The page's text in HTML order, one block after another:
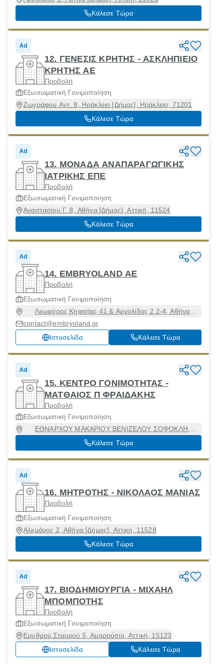
Κάλεσε Τώρα
Ad
12. ΓΕΝΕΣΙΣ ΚΡΗΤΗΣ - ΑΣΚΛΗΠΙΕΙΟ
ΚΡΗΤΗΣ ΑΕ
Προβολή
Εξωσωματική Γονιμοποίηση
Ζωγράφου Αντ. 8, Ηράκλειο [Δήμος], Ηράκλειο, 71201
Κάλεσε Τώρα
Ad
13. ΜΟΝΑΔΑ ΑΝΑΠΑΡΑΓΩΓΙΚΗΣ
ΙΑΤΡΙΚΗΣ ΕΠΕ
Προβολή
Εξωσωματική Γονιμοποίηση
Αναστασίου Γ. 8, Αθήνα [Δήμος], Αττική, 11524
Κάλεσε Τώρα
Ad
14. EMBRYOLAND AE
Προβολή
Εξωσωματική Γονιμοποίηση
Λεωφόρος Κηφισίας 41 & Αργολίδος 2 2-4, Αθήνα
[Δήμος], Αττική, 11523
contact@embryoland.gr
Ιστοσελίδα
Κάλεσε Τώρα
Ad
15. ΚΕΝΤΡΟ ΓΟΝΙΜΟΤΗΤΑΣ -
ΜΑΤΘΑΙΟΣ Π ΦΡΑΙΔΑΚΗΣ
Προβολή
Εξωσωματική Γονιμοποίηση
ΕΘΝΑΡΧΟΥ ΜΑΚΑΡΙΟΥ ΒΕΝΙΖΕΛΟΥ ΣΟΦΟΚΛΗ,
ΗΡΑΚΛΕΙΟ, Ηράκλειο [Δήμος], Ηράκλειο
Κάλεσε Τώρα
Ad
16. ΜΗΤΡΟΤΗΣ - ΝΙΚΟΛΑΟΣ ΜΑΝΙΑΣ
Προβολή
Εξωσωματική Γονιμοποίηση
Αλκμάνος 2, Αθήνα [Δήμος], Αττική, 11528
Κάλεσε Τώρα
Ad
17. ΒΙΟΔΗΜΙΟΥΡΓΙΑ - ΜΙΧΑΗΛ
ΜΠΟΜΠΟΤΗΣ
Προβολή
Εξωσωματική Γονιμοποίηση
Ερυθρού Σταυρού 5, Αμαρούσιο, Αττική, 15123
Ιστοσελίδα
Κάλεσε Τώρα